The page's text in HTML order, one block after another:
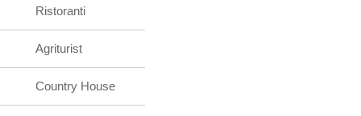
Ristoranti
Agriturist
Country House